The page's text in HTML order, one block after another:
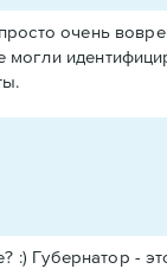
очень
:) Губернатор -